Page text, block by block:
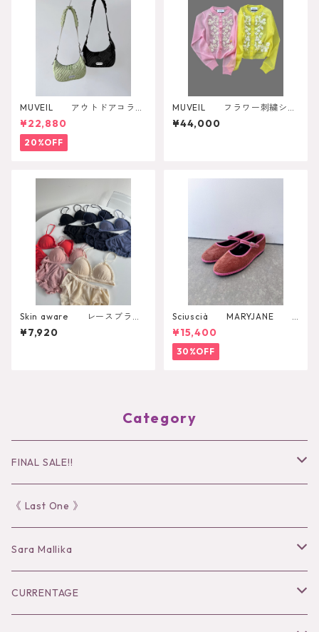
MUVEIL アウトドアコラボ
ショルダーバッグ
¥22,880
20%OFF
MUVEIL フラワー刺繍シア
ーカーディガン MA262KCD
001
¥44,000
Skin aware レースブラト
ップ
¥7,920
Sciuscià MARYJANE
（ROOIBOS TEA）
¥15,400
30%OFF
Category
FINAL SALE!!
30％OFF
40％OFF
50％OFF
《 Last One 》
Sara Mallika
Tops
CURRENTAGE